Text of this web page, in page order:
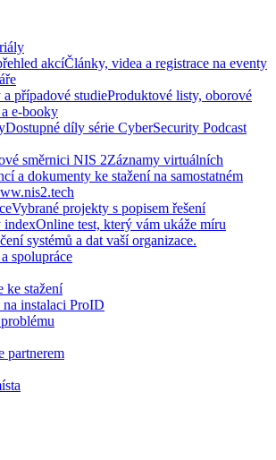
akcíČlánky, videa a registrace na eventy
případové studieProduktové listy, oborové
e-booky
Dostupné díly série CyberSecurity Podcast
směrnici NIS 2Záznamy virtuálních
a dokumenty ke stažení na samostatném
Vybrané projekty s popisem řešení
indexOnline test, který vám ukáže míru
systémů a dat vaší organizace.
spolupráce
ke stažení
instalaci ProID
partnerem